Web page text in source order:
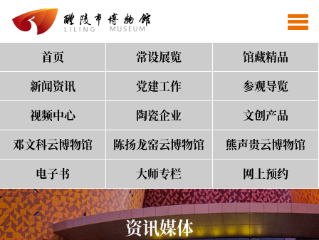
首页 常设展览
馆藏精品
新闻资讯
党建工作
参观导览
视频中心
陶瓷企业
文创产品
邓文科云博物馆
陈扬龙窑云博物馆
熊声贵云博物馆
电子书
大师专栏 网上预约
资讯媒体